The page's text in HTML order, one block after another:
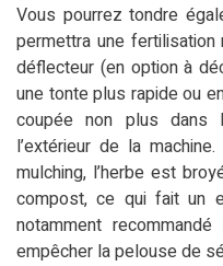
Vous pourrez tondre
permettra une
déflecteur (en option à
une tonte plus rapide ou
coupée non plus
l’extérieur de la
mulching, l’herbe est
compost, ce qui fait un
notamment
empêcher la pelouse de